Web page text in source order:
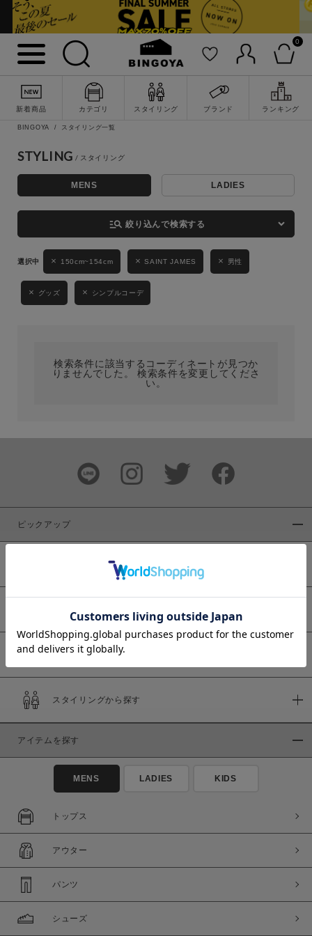
0
新着商品 カテゴリ スタイリング ブランド ランキング
詳細検索
キーワード
性別
MENS LADIES KIDS
ブランド
商品タイプ
通常商品
セール価格
在庫
在庫あり
BINGOYA スタイリング一覧
STYLING
MENS LADIES
manage_search 絞り込んで検索する
150cm~154cm SAINT JAMES 男性
グッズ シンプルコーデ
検索条件に該当するコーディネートが見つか
りませんでした。 検索条件を変更してくださ
い。
ピックアップ
予約商品
スタイリングから探す
アイテムを探す
MENS LADIES KIDS
トップス
アウター
パンツ
シューズ